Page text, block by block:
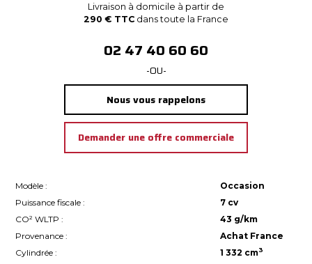
Livraison à domicile à partir de
290 € TTC dans toute la France
02 47 40 60 60
-OU-
Nous vous rappelons
Demander une offre commerciale
Modèle :
Occasion
Puissance fiscale :
7 cv
CO² WLTP :
43 g/km
Provenance :
Achat France
Cylindrée :
1 332 cm3